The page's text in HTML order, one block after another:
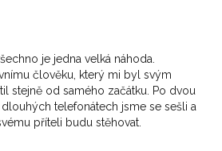
je jedna velká náhoda.
člověku, který mi byl svým
stejně od samého začátku. Po dvou
telefonátech jsme se sešli a
příteli budu stěhovat.